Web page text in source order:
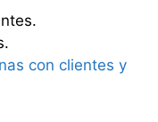
con clientes y